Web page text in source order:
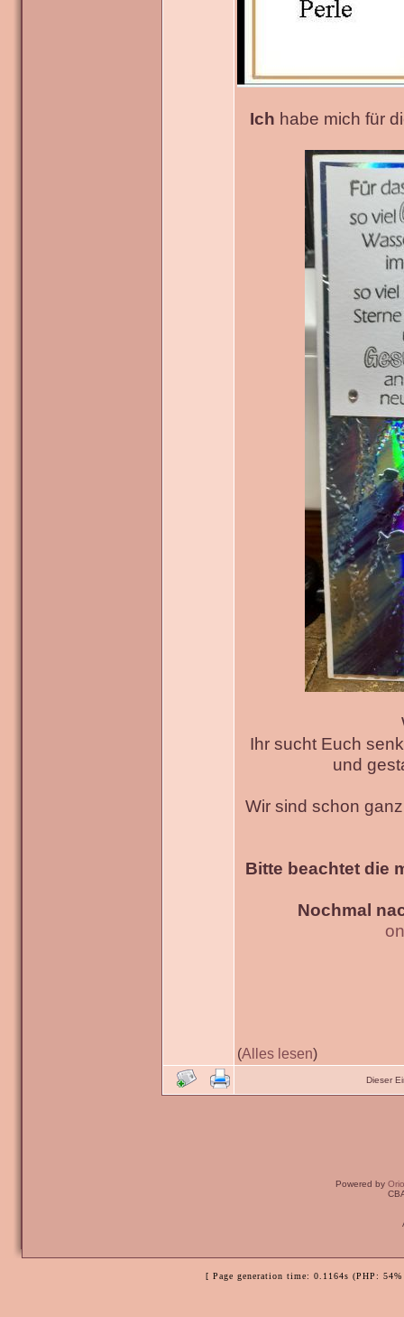
Ich habe mich für
Ihr sucht Euch
und
Wir sind schon
Bitte beachtet die
Nochmal
(Alles lesen)
Dieser
Powered by
[ Page generation time: 0.1164s (PHP: